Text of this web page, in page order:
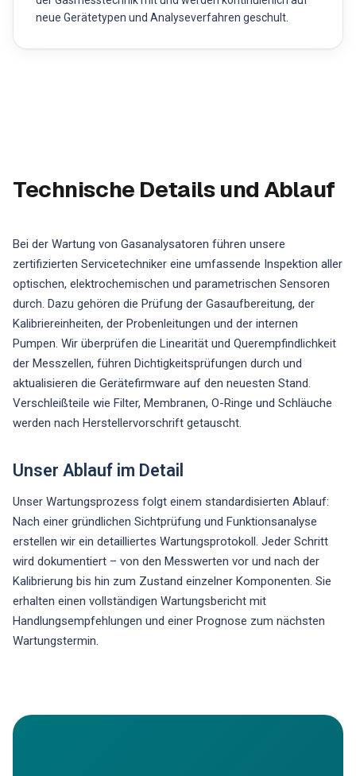
neue Gerätetypen und Analyseverfahren geschult.
Technische Details und Ablauf
Bei der Wartung von Gasanalysatoren führen unsere
zertifizierten Servicetechniker eine umfassende Inspektion aller
optischen, elektrochemischen und parametrischen Sensoren
durch. Dazu gehören die Prüfung der Gasaufbereitung, der
Kalibriereinheiten, der Probenleitungen und der internen
Pumpen. Wir überprüfen die Linearität und Querempfindlichkeit
der Messzellen, führen Dichtigkeitsprüfungen durch und
aktualisieren die Gerätefirmware auf den neuesten Stand.
Verschleißteile wie Filter, Membranen, O-Ringe und Schläuche
werden nach Herstellervorschrift getauscht.
Unser Ablauf im Detail
Unser Wartungsprozess folgt einem standardisierten Ablauf:
Nach einer gründlichen Sichtprüfung und Funktionsanalyse
erstellen wir ein detailliertes Wartungsprotokoll. Jeder Schritt
wird dokumentiert – von den Messwerten vor und nach der
Kalibrierung bis hin zum Zustand einzelner Komponenten. Sie
erhalten einen vollständigen Wartungsbericht mit
Handlungsempfehlungen und einer Prognose zum nächsten
Wartungstermin.